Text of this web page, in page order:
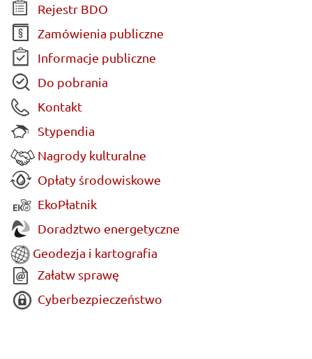
Rejestr BDO
Zamówienia publiczne
Informacje publiczne
Do pobrania
Kontakt
Stypendia
Nagrody kulturalne
Opłaty środowiskowe
EkoPłatnik
Doradztwo energetyczne
Geodezja i kartografia
Załatw sprawę
Cyberbezpieczeństwo